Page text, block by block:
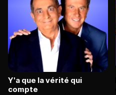
Y'a que la vérité qui
compte